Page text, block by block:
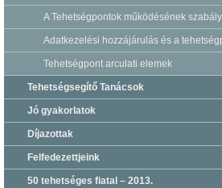
A Tehetségpontok működésének
Adatkezelési hozzájárulás és a
Tehetségpont arculati elemek
Tehetségsegítő Tanácsok
Jó gyakorlatok
Díjazottak
Felfedezettjeink
50 tehetséges fiatal – 2013.